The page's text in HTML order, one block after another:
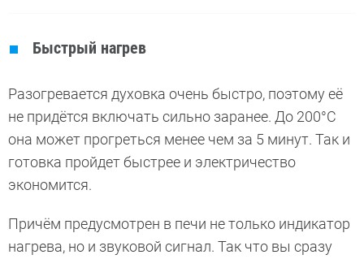
Быстрый нагрев
Разогревается духовка очень быстро, поэтому её
не придётся включать сильно заранее. До 200°C
она может прогреться менее чем за 5 минут. Так и
готовка пройдет быстрее и электричество
экономится.
Причём предусмотрен в печи не только индикатор
нагрева, но и звуковой сигнал. Так что вы сразу